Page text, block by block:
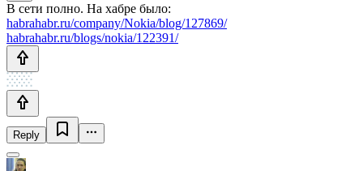
В сети полно. На хабре было:
habrahabr.ru/company/Nokia/blog/127869/
habrahabr.ru/blogs/nokia/122391/
Reply